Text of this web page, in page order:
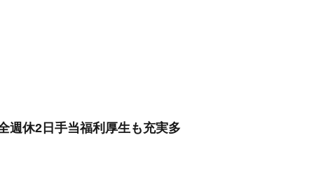
週休2日手当福利厚生も充実多